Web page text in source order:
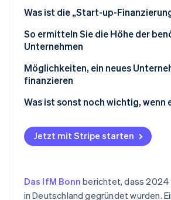
Stripe-Sessions 2026
Erfahren Sie, wie Stripe
Was ist die „Start-up-
So ermitteln Sie die Höhe der
Unternehmen
Möglichkeiten, ein neues
finanzieren
Eigenkapital
Öffentliche Zuschüsse
Investorenkapital
Was ist sonst noch wichtig,
Zukunftsorientierte Steuerplanung
Einsparungen
Jetzt mit Stripe starten
Das IfM Bonn berichtet, dass
in Deutschland gegründet wurden.